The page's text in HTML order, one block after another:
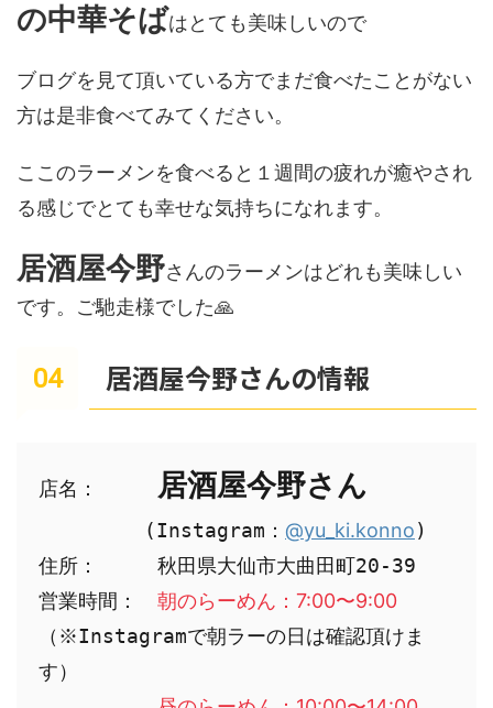
の中華そばはとても美味しいので
ブログを見て頂いている方でまだ食べたことがない
方は是非食べてみてください。
ここのラーメンを食べると１週間の疲れが癒やされ
る感じでとても幸せな気持ちになれます。
居酒屋今野さんのラーメンはどれも美味しい
です。ご馳走様でした🙏
居酒屋今野さんの情報
店名： 居酒屋今野さん
(Instagram： @yu_ki.konno)
住所：　　　秋田県大仙市大曲田町20-39
営業時間： 朝のらーめん：7:00〜9:00
（※Instagramで朝ラーの日は確認頂けま
す）